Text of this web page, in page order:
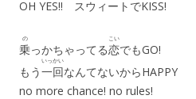
OH YES!! スウィートでKISS!
乗
の
っかちゃってる恋
こい
でもGO!
もう一回
いっかい
なんてないからHAPPY
no more chance! no rules!